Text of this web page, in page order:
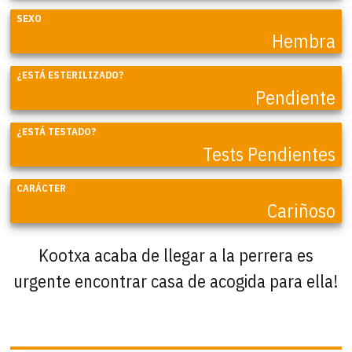
SEXO
Hembra
¿ESTÁ ESTERILIZADO?
Pendiente
¿ESTÁ TESTADO?
Tests Pendientes
CARÁCTER
Cariñoso
Kootxa acaba de llegar a la perrera es
urgente encontrar casa de acogida para ella!